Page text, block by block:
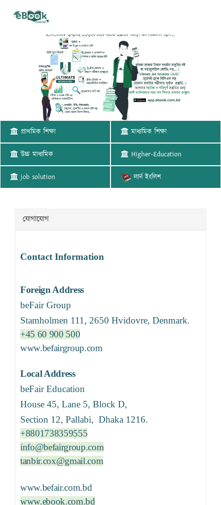
প্রাথমিক শিক্ষা মাধ্যমিক শিক্ষা
উচ্চ মাধ্যমিক Higher-Education
job solution লার্ন ইংলিশ
যোগাযোগ
Contact Information
Foreign Address
beFair Group
Stamholmen 111, 2650 Hvidovre, Denmark.
+45 60 900 500
www.befairgroup.com
Local Address
beFair Education
House 45, Lane 5, Block D,
Section 12, Pallabi, Dhaka 1216.
+8801738359555
info@befairgroup.com
tanbir.cox@gmail.com
www.befair.com.bd
www.ebook.com.bd